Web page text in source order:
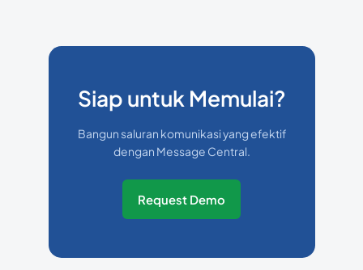
Siap untuk Memulai?
Bangun saluran komunikasi yang efektif
dengan Message Central.
Request Demo